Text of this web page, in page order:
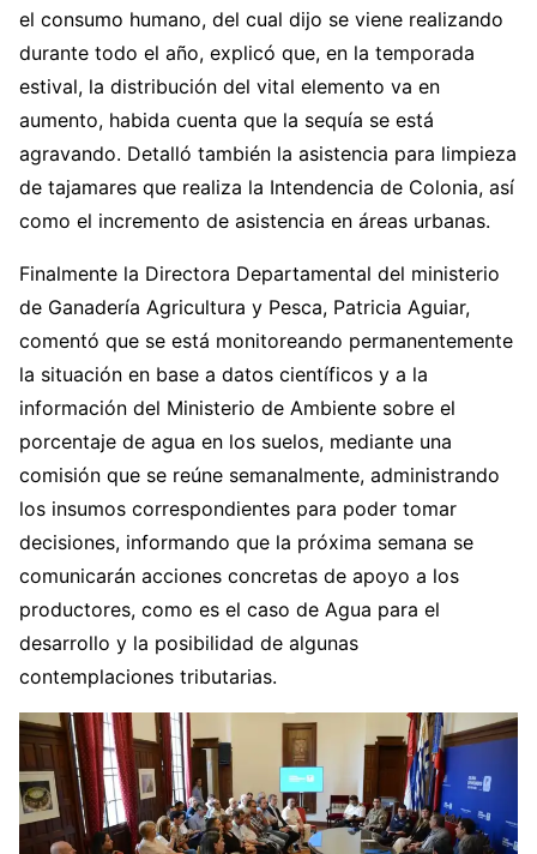
el consumo humano, del cual dijo se viene realizando
durante todo el año, explicó que, en la temporada
estival, la distribución del vital elemento va en
aumento, habida cuenta que la sequía se está
agravando. Detalló también la asistencia para limpieza
de tajamares que realiza la Intendencia de Colonia, así
como el incremento de asistencia en áreas urbanas.
Finalmente la Directora Departamental del ministerio
de Ganadería Agricultura y Pesca, Patricia Aguiar,
comentó que se está monitoreando permanentemente
la situación en base a datos científicos y a la
información del Ministerio de Ambiente sobre el
porcentaje de agua en los suelos, mediante una
comisión que se reúne semanalmente, administrando
los insumos correspondientes para poder tomar
decisiones, informando que la próxima semana se
comunicarán acciones concretas de apoyo a los
productores, como es el caso de Agua para el
desarrollo y la posibilidad de algunas
contemplaciones tributarias.